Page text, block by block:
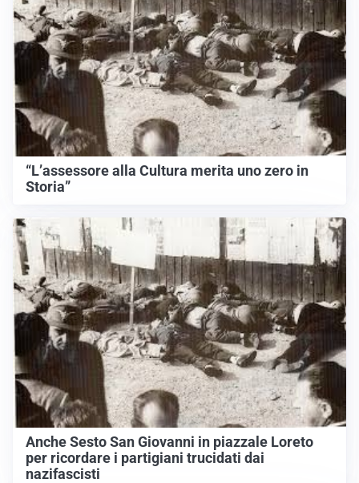
“L’assessore alla Cultura merita uno zero in
Storia”
Anche Sesto San Giovanni in piazzale Loreto
per ricordare i partigiani trucidati dai
nazifascisti